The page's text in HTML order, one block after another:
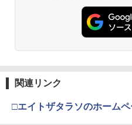
関連リンク
□エイトザタラソのホームペ